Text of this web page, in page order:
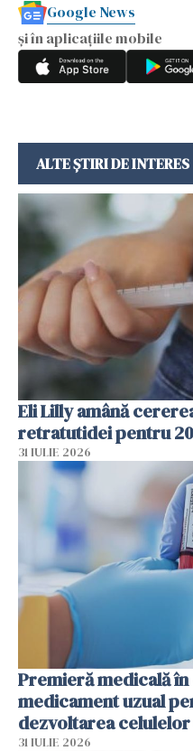
Google News
și în aplicațiile mobile
ALTE ȘTIRI DE INTERES
Eli Lilly amână
retratutidei pentru
31 IULIE 2026
Premieră medicală în
medicament uzual
dezvoltarea
31 IULIE 2026